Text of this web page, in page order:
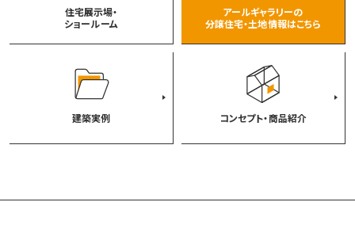
住宅展示場・
ショールーム
アールギャラリーの
分譲住宅・土地情報はこちら
建築実例 コンセプト・商品紹介